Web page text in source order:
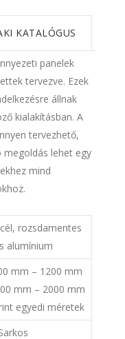
KATALÓGUS
panelek
tervezve. Ezek
állnak
kialakításban. A
tervezhető,
megoldás lehet egy
mind
rozsdamentes
alumínium
mm – 1200 mm
mm – 2000 mm
egyedi méretek